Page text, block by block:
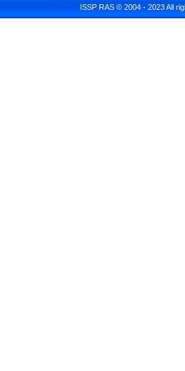
ISSP RAS © 2004 - 2023 All